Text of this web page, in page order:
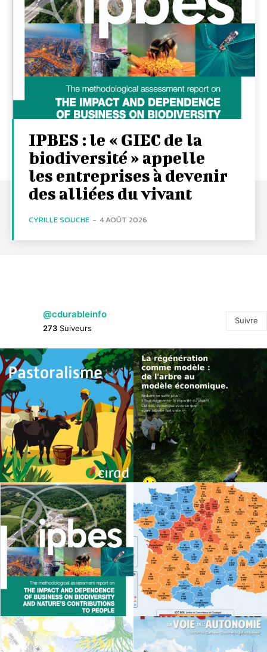
IPBES : le « GIEC de la
biodiversité » appelle
les entreprises à devenir
des alliées du vivant
CYRILLE SOUCHE - 4 AOÛT 2026
@cdurableinfo
273 Suiveurs
Suivre